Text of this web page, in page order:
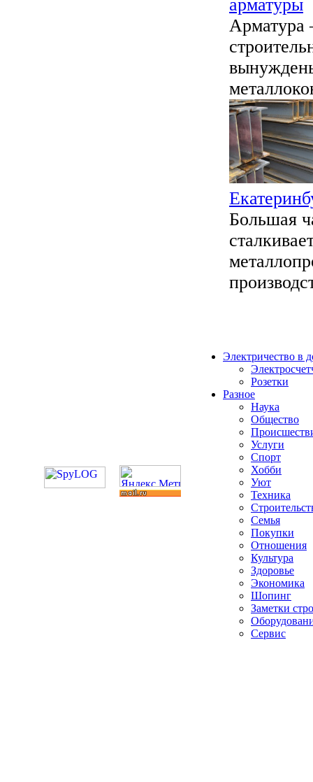
арматуры
Арматура
Большая
Электричество в
Розетки
Разное
Наука
Общество
Услуги
Спорт
Хобби
Уют
Техника
Семья
Покупки
Отношения
Культура
Здоровье
Экономика
Шопинг
Заметки
Сервис